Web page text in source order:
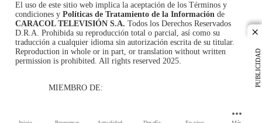
PUBLICIDAD
El uso de este sitio web implica la aceptación de los Términos y
condiciones y Políticas de Tratamiento de la Información de
CARACOL TELEVISIÓN S.A. Todos los Derechos Reservados
D.R.A. Prohibida su reproducción total o parcial, así como su
traducción a cualquier idioma sin autorización escrita de su titular.
Reproduction in whole or in part, or translation without written
permission is prohibited. All rights reserved 2025.
MIEMBRO DE: